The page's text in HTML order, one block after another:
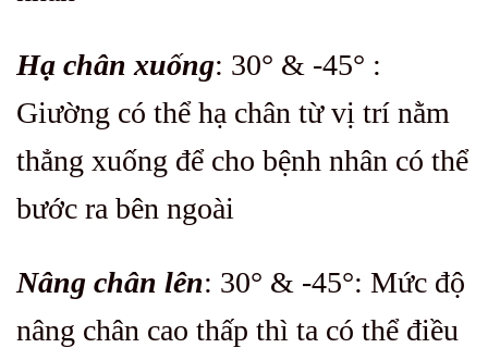
Hạ chân xuống: 30° & -45° :
Giường có thể hạ chân từ vị trí nằm
thẳng xuống để cho bệnh nhân có thể
bước ra bên ngoài
Nâng chân lên: 30° & -45°: Mức độ
nâng chân cao thấp thì ta có thể điều